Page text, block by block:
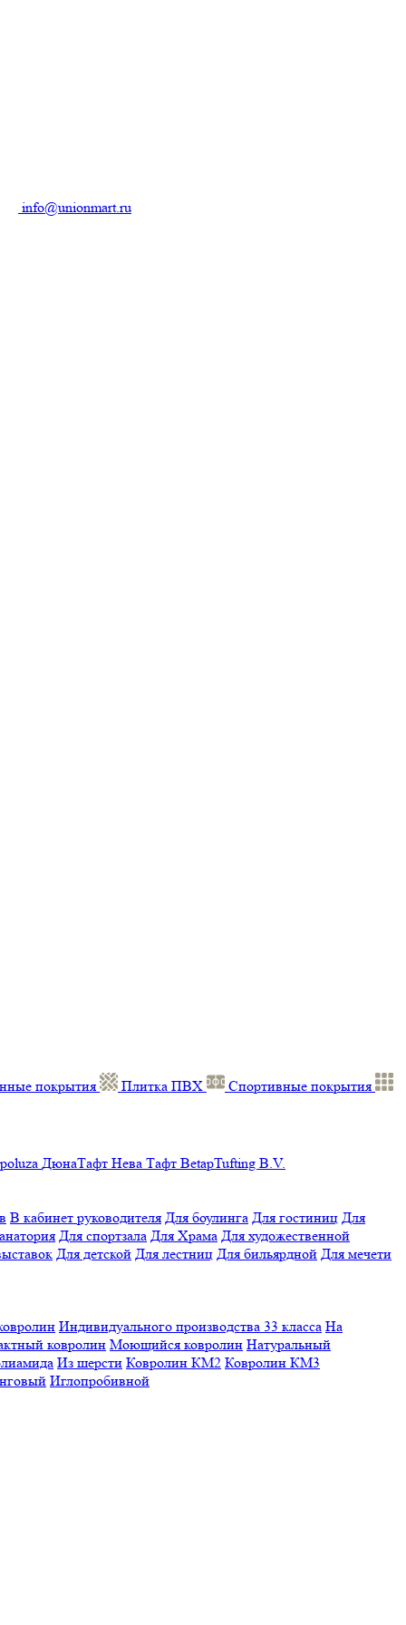
info@unionmart.ru
покрытия Плитка ПВХ
Спортивные покрытия
ДюнаТафт Нева Тафт BetapTufting B.V.
В кабинет руководителя Для боулинга Для гостиниц Для
Для спортзала Для Храма Для художественной
Для детской Для лестниц Для бильярдной Для мечети
Индивидуального производства 33 класса На
ковролин Моющийся ковролин Натуральный
Из шерсти Ковролин КМ2 Ковролин КМ3
Иглопробивной